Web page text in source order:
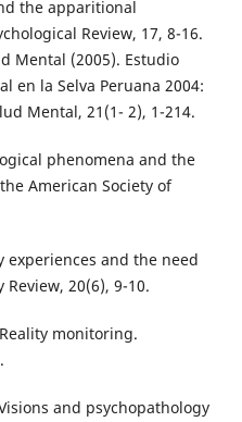
the apparitional
Review, 17, 8-16.
Mental (2005). Estudio
en la Selva Peruana 2004:
Mental, 21(1- 2), 1-214.
phenomena and the
American Society of
experiences and the need
20(6), 9-10.
monitoring.
and psychopathology